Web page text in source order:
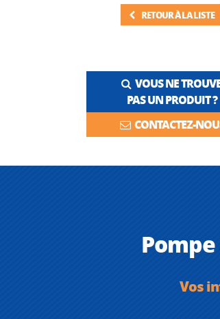
RETOUR À LA LISTE
VOUS NE
PAS UN PRODUIT ?
CONTACTEZ-
Pompe
Vos